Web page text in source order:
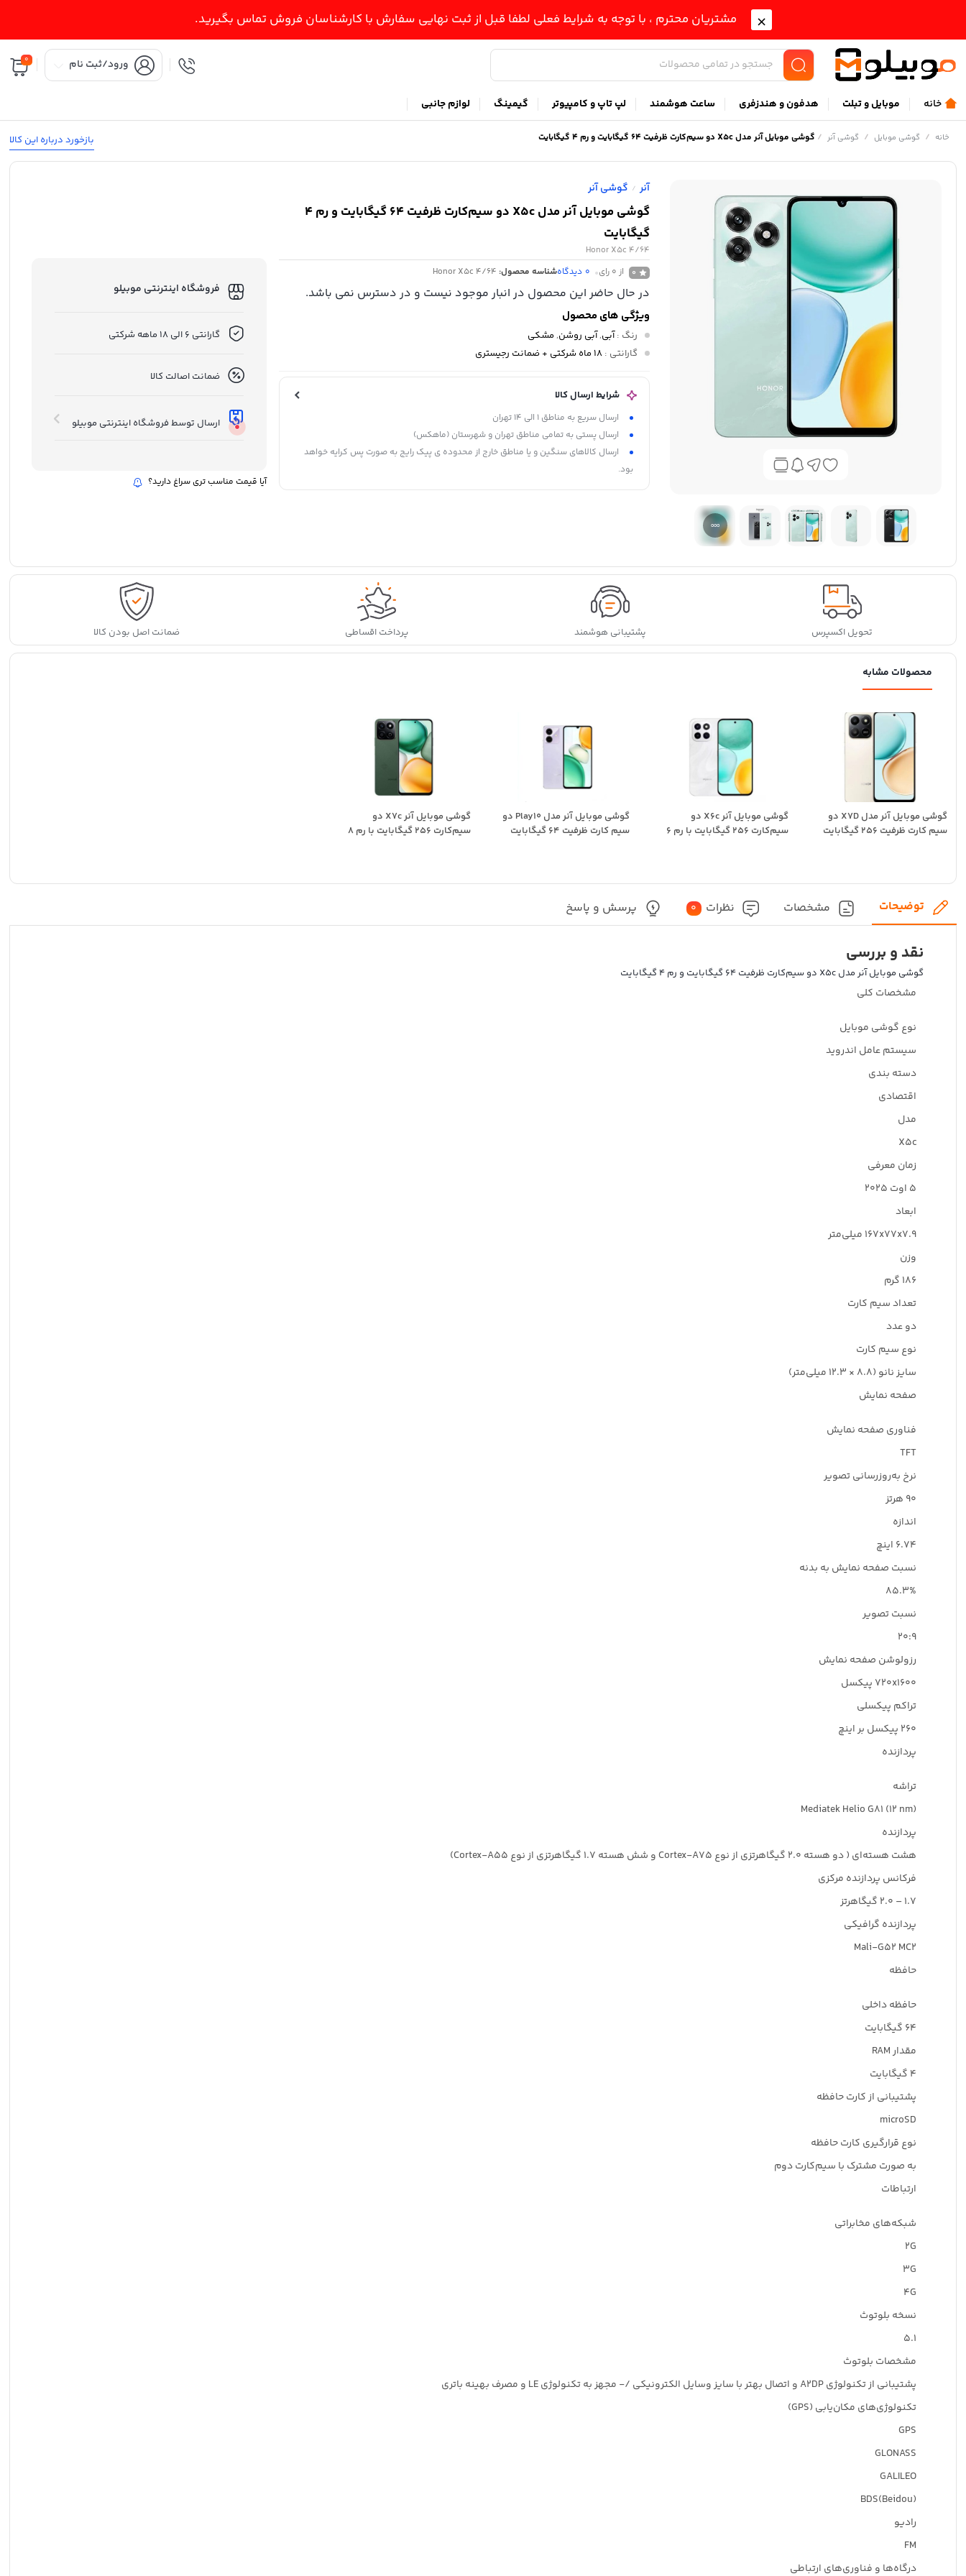
مشتریان محترم ، با توجه به شرایط فعلی لطفا قبل از ثبت نهایی سفارش با کارشناسان فروش تماس بگیرید.
ورود/ثبت نام 0
خانه موبايل و تبلت هدفون و هندزفری ساعت هوشمند لپ تاپ و کامپیوتر گیمینگ لوازم جانبی
بازخورد درباره این کالا خانه / گوشی موبایل / گوشی آنر / گوشی موبایل آنر مدل X5c دو سیم‌کارت ظرفیت 64 گیگابایت و رم 4 گیگابایت
آنر / گوشی آنر
گوشی موبایل آنر مدل X5c دو سیم‌کارت ظرفیت 64 گیگابایت و رم 4
گیگابایت
Honor X5c 4/64
0 از 0 رای 0 دیدگاهشناسه محصول: Honor X5c 4/64
در حال حاضر این محصول در انبار موجود نیست و در دسترس نمی باشد.
ویژگی های محصول
رنگ :آبی,آبی روشن, مشکی
گارانتی : 18 ماه شرکتی + ضمانت رجیستری
شرایط ارسال کالا
ارسال سریع به مناطق 1 الی 14 تهران
ارسال پستی به تمامی مناطق تهران و شهرستان (ماهکس)
ارسال کالاهای سنگین و یا مناطق خارج از محدوده ی پیک رایج به صورت پس کرایه خواهد
بود.
فروشگاه اینترنتی موبیلو
گارانتی 6 الی 18 ماهه شرکتی
ضمانت اصالت کالا
ارسال توسط فروشگاه اینترنتی موبیلو
آیا قیمت مناسب تری سراغ دارید؟
تحویل اکسپرس پشتیبانی هوشمند پرداخت اقساطی ضمانت اصل بودن کالا
محصولات مشابه
گوشی موبایل آنر مدل X7D دو
سیم کارت ظرفیت 256 گیگابایت
گوشی موبایل آنر X6c دو
سیم‌کارت 256 گیگابایت با رم 6
گوشی موبایل آنر مدل Play10 دو
سیم کارت ظرفیت 64 گیگابایت
گوشی موبایل آنر X7c دو
سیم‌کارت 256 گیگابایت با رم 8
توضیحات مشخصات نظرات 0 پرسش و پاسخ
نقد و بررسی
گوشی موبایل آنر مدل X5c دو سیم‌کارت ظرفیت 64 گیگابایت و رم 4 گیگابایت
مشخصات کلی
نوع گوشی موبایل
سیستم عامل اندروید
دسته ‌بندی
اقتصادی
مدل
X۵c
زمان معرفی
۵ اوت ۲۰۲۵
ابعاد
۱۶۷x۷۷x۷.۹ میلی‌متر
وزن
۱۸۶ گرم
تعداد سیم کارت
دو عدد
نوع سیم کارت
سایز نانو (۸.۸ × ۱۲.۳ میلی‌متر)
صفحه نمایش
فناوری صفحه‌ نمایش
TFT
نرخ به‌روزرسانی تصویر
۹۰ هرتز
اندازه
۶.۷۴ اینچ
نسبت صفحه‌ نمایش به بدنه
۸۵.۳%
نسبت تصویر
۲۰:۹
رزولوشن صفحه نمایش
۷۲۰x۱۶۰۰ پیکسل
تراکم پیکسلی
۲۶۰ پیکسل بر اینچ
پردازنده
تراشه
Mediatek Helio G۸۱ (۱۲ nm)
پردازنده‌
هشت هسته‌ای ( دو هسته ۲.۰ گیگاهرتزی از نوع Cortex-A۷۵ و شش هسته ۱.۷ گیگاهرتزی از نوع Cortex-A۵۵)
فرکانس پردازنده‌ مرکزی
۱.۷ – ۲.۰ گیگاهرتز
پردازنده‌ گرافیکی
Mali-G۵۲ MC۲
حافظه
حافظه داخلی
۶۴ گیگابایت
مقدار RAM
۴ گیگابایت
پشتیبانی از کارت حافظه
microSD
نوع قرارگیری کارت حافظه
به صورت مشترک با سیم‌کارت دوم
ارتباطات
شبکه‌های مخابراتی
۲G
۳G
۴G
نسخه بلوتوث
۵.۱
مشخصات بلوتوث
پشتیبانی از تکنولوژی A۲DP و اتصال بهتر با سایز وسایل الکترونیکی /- مجهز به تکنولوژی LE و مصرف بهینه باتری
تکنولوژی‌های مکان‌یابی (GPS)
GPS
GLONASS
GALILEO
BDS(Beidou)
رادیو
FM
درگاه‌ها و فناوری‌های ارتباطی